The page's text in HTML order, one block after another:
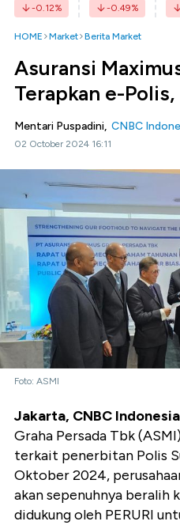
-0.12% -0.49%
HOME Market Berita Market
Asuransi
Terapkan e-
Mentari Puspadini, CNBC
02 October 2024 16:11
Foto: ASMI
Jakarta, CNBC
Graha Persada Tbk
terkait penerbitan Polis
Oktober 2024,
akan sepenuhnya beralih
didukung oleh PERURI